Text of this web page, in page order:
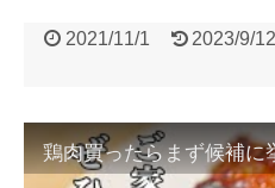
2021/11/1 2023/9/12